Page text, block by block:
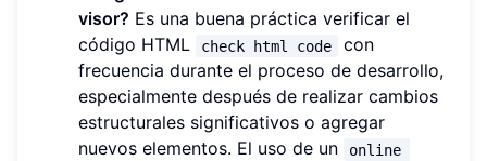
visor? Es una buena práctica verificar el
código HTML
check html code
con
frecuencia durante el proceso de desarrollo,
especialmente después de realizar cambios
estructurales significativos o agregar
nuevos elementos. El uso de un
online